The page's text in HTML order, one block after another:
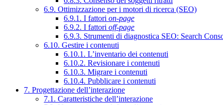
6.9. Ottimizzazione per i motori di ricerca (SEO)
6.9.1. I fattori on-page
6.9.2. I fattori off-page
6.9.3. Strumenti di diagnostica SEO: Search
6.10. Gestire i contenuti
6.10.1. L’inventario dei contenuti
6.10.2. Revisionare i contenuti
6.10.3. Migrare i contenuti
6.10.4. Pubblicare i contenuti
7. Progettazione dell’interazione
7.1. Caratteristiche dell’interazione